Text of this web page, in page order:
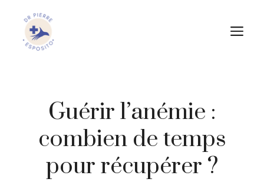
contenu
Guérir l’anémie :
combien de temps
pour récupérer ?